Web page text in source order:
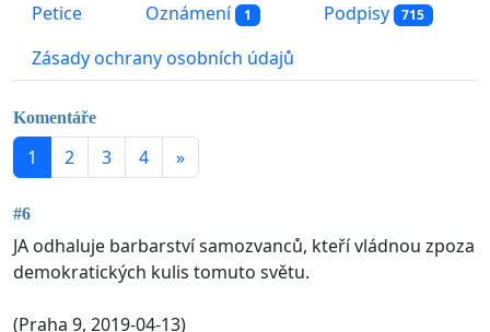
Petice Oznámení 1 Podpisy 715
Zásady ochrany osobních údajů
Komentáře
1 2 3 4 »
#6
JA odhaluje barbarství samozvanců, kteří vládnou zpoza
demokratických kulis tomuto světu.
(Praha 9, 2019-04-13)